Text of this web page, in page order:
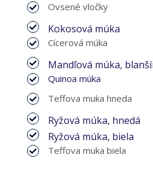
Ovsené vločky
Kokosová múka
Cícerová múka
Mandľová múka,
Quinoa múka
Teffova muka hneda
Ryžová múka, hnedá
Ryžová múka, biela
Teffova muka biela